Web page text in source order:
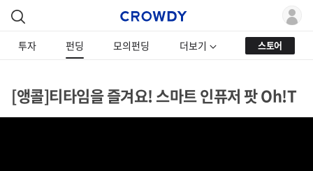
투자 펀딩 모의펀딩 더보기 스토어
[앵콜]티타임을 즐겨요! 스마트 인퓨저 팟 Oh!T